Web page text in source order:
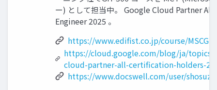
ー) として担当中。 Google Cloud Partner
Engineer 2025 。
https://www.edifist.co.jp/course/
https://cloud.google.com/blog/ja/topics/
cloud-partner-all-certification-holders-
https://www.docswell.com/user/shosuz